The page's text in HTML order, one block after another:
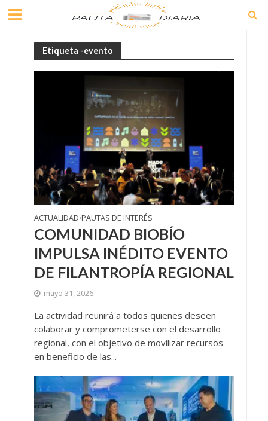
Etiqueta -evento
ACTUALIDAD•PAUTAS DE INTERÉS
COMUNIDAD BIOBÍO
IMPULSA INÉDITO EVENTO
DE FILANTROPÍA REGIONAL
mayo 31, 2026
La actividad reunirá a todos quienes deseen
colaborar y comprometerse con el desarrollo
regional, con el objetivo de movilizar recursos
en beneficio de las...